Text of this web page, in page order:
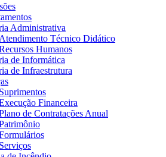
Administrativa
Atendimento Técnico Didático
Humanos
de Informática
de Infraestrutura
Suprimentos
Financeira
de Contratações Anual
Serviços